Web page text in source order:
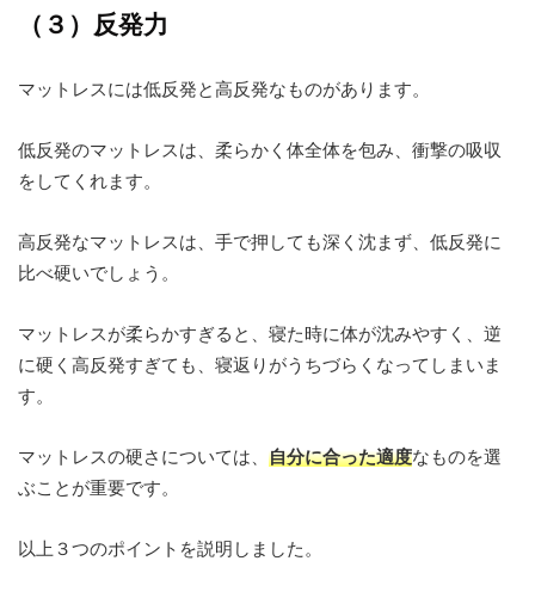
（３）反発力
マットレスには低反発と高反発なものがあります。
低反発のマットレスは、柔らかく体全体を包み、衝撃の吸収
をしてくれます。
高反発なマットレスは、手で押しても深く沈まず、低反発に
比べ硬いでしょう。
マットレスが柔らかすぎると、寝た時に体が沈みやすく、逆
に硬く高反発すぎても、寝返りがうちづらくなってしまいま
す。
マットレスの硬さについては、 自分に合った適度なものを選
ぶことが重要です。
以上３つのポイントを説明しました。